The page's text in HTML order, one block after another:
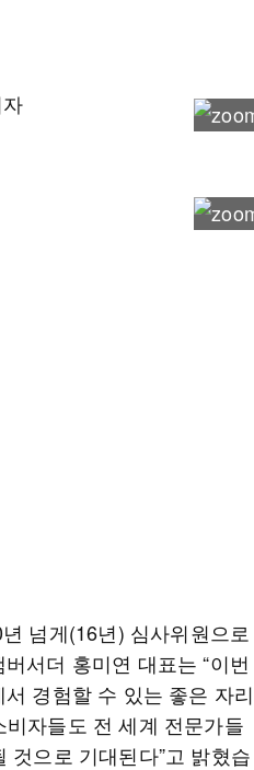
넘게(16년) 심사위원으로
서더 홍미연 대표는 “이번
경험할 수 있는 좋은 자리
자들도 전 세계 전문가들
으로 기대된다”고 밝혔습